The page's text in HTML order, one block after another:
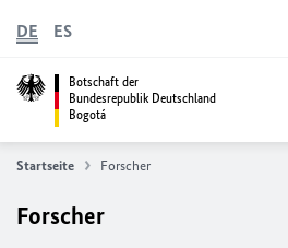
Botschaft der
Bundesrepublik Deutschland
Bogotá
DE ES
Startseite Forscher
Forscher